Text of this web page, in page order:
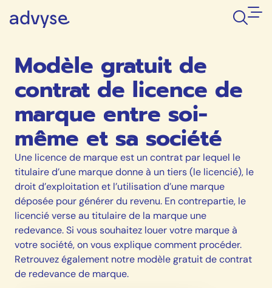
Modèle gratuit de
contrat de licence de
marque entre soi-
même et sa société
Une licence de marque est un contrat par lequel le
titulaire d’une marque donne à un tiers (le licencié), le
droit d’exploitation et l’utilisation d’une marque
déposée pour générer du revenu. En contrepartie, le
licencié verse au titulaire de la marque une
redevance. Si vous souhaitez louer votre marque à
votre société, on vous explique comment procéder.
Retrouvez également notre modèle gratuit de contrat
de redevance de marque.